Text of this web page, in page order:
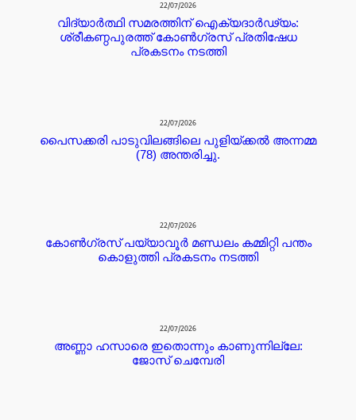
22/07/2026
വിദ്യാർത്ഥി സമരത്തിന് ഐക്യദാർഢ്യം:
ശ്രീകണ്ഠപുരത്ത് കോൺഗ്രസ് പ്രതിഷേധ
പ്രകടനം നടത്തി
22/07/2026
പൈസക്കരി പാടുവിലങ്ങിലെ പുളിയ്ക്കൽ അന്നമ്മ
(78) അന്തരിച്ചു.
22/07/2026
കോൺഗ്രസ് പയ്യാവൂർ മണ്ഡലം കമ്മിറ്റി പന്തം
കൊളുത്തി പ്രകടനം നടത്തി
22/07/2026
അണ്ണാ ഹസാരെ ഇതൊന്നും കാണുന്നില്ലേ:
ജോസ് ചെമ്പേരി